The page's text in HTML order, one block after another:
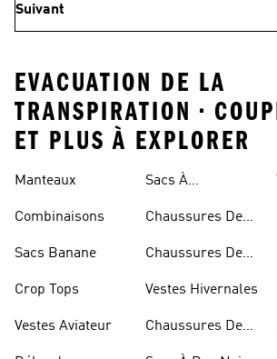
Suivant
EVACUATION DE LA
TRANSPIRATION •
ET PLUS À EXPLORER
Manteaux
Combinaisons
Sacs Banane
Crop Tops
Vestes Aviateur
Rouges
Sacs À
Chaussures De
Chaussures De
Vestes Hivernales
Chaussures De